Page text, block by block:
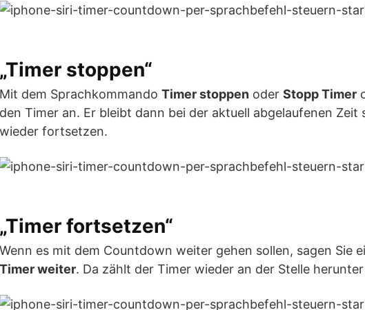
„Timer stoppen“
Mit dem Sprachkommando Timer stoppen oder Stopp Timer
den Timer an. Er bleibt dann bei der aktuell abgelaufenen Zeit
wieder fortsetzen.
„Timer fortsetzen“
Wenn es mit dem Countdown weiter gehen sollen, sagen Sie
Timer weiter. Da zählt der Timer wieder an der Stelle